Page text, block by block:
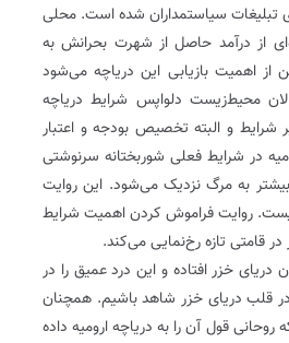
تبلیغات سیاستمداران شده است. محلی
از درآمد حاصل از شهرت بحرانش به
اهمیت بازیابی این دریاچه می‌شود
محیط‌زیست دلواپس شرایط دریاچه
شرایط و البته تخصیص بودجه و اعتبار
در شرایط فعلی شوربختانه سرنوشتی
بیشتر به مرگ نزدیک می‌شود. این روایت
روایت فراموش کردن اهمیت شرایط
قامتی تازه رخ‌نمایی می‌کند.
دریای خزر افتاده و این درد عمیق را در
در قلب دریای خزر شاهد باشیم. همچنان
قول آن را به دریاچه ارومیه داده